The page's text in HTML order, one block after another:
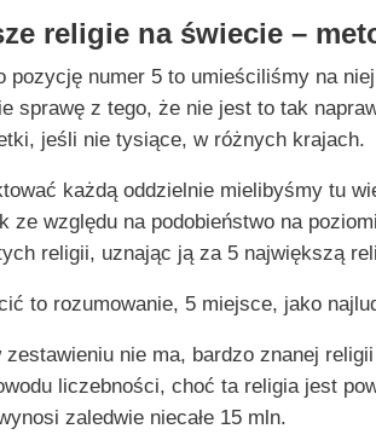
religie na świecie –
pozycję numer 5 to umieściliśmy na
sprawę z tego, że nie jest to tak
jeśli nie tysiące, w różnych krajach.
każdą oddzielnie mielibyśmy tu
ze względu na podobieństwo na
religii, uznając ją za 5 największą
to rozumowanie, 5 miejsce, jako
zestawieniu nie ma, bardzo znanej
liczebności, choć ta religia jest
zaledwie niecałe 15 mln.